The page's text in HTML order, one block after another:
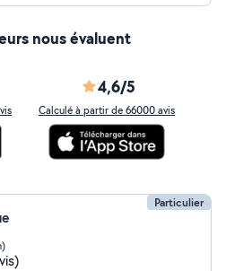
nous évaluent
4,6/5
Calculé à partir de 66000 avis
Particulier